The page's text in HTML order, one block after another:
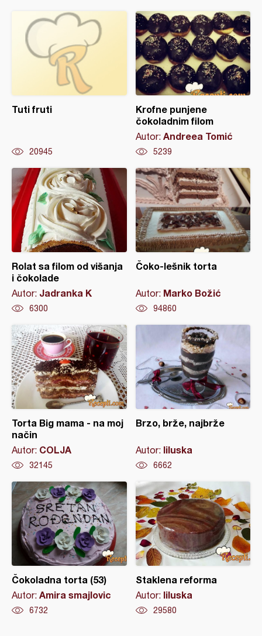
Tuti fruti
20945
Krofne punjene
čokoladnim filom
Autor: Andreea Tomić
5239
Rolat sa filom od višanja
i čokolade
Autor: Jadranka K
6300
Čoko-lešnik torta
Autor: Marko Božić
94860
Torta Big mama - na moj
način
Autor: COLJA
32145
Brzo, brže, najbrže
Autor: liluska
6662
Čokoladna torta (53)
Autor: Amira smajlovic
6732
Staklena reforma
Autor: liluska
29580